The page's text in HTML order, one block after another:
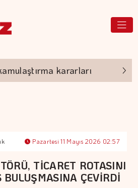
kararları
Pazartesi 11 Mayıs 2026 02:57
TİCARET ROTASINI
ÇEVİRDİ